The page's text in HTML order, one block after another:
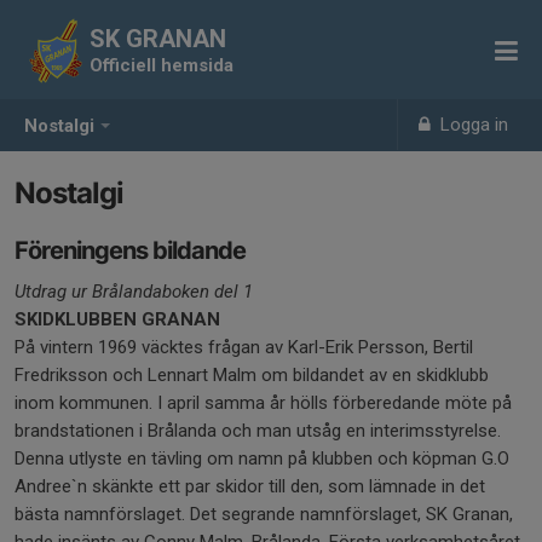
Nostalgi Logga in
SK GRANAN
Officiell hemsida
Nostalgi
Föreningens bildande
Utdrag ur Brålandaboken del 1
SKIDKLUBBEN GRANAN
På vintern 1969 väcktes frågan av Karl-Erik Persson, Bertil
Fredriksson och Lennart Malm om bildandet av en skidklubb
inom kommunen. I april samma år hölls förberedande möte på
brandstationen i Brålanda och man utsåg en interimsstyrelse.
Denna utlyste en tävling om namn på klubben och köpman G.O
Andree`n skänkte ett par skidor till den, som lämnade in det
bästa namnförslaget. Det segrande namnförslaget, SK Granan,